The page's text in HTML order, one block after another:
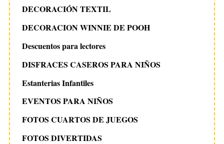
DECORACIÓN TEXTIL
DECORACION WINNIE DE POOH
Descuentos para lectores
DISFRACES CASEROS PARA NIÑOS
Estanterias Infantiles
EVENTOS PARA NIÑOS
FOTOS CUARTOS DE JUEGOS
FOTOS DIVERTIDAS